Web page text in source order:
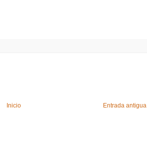
Entrada antigua
Inicio